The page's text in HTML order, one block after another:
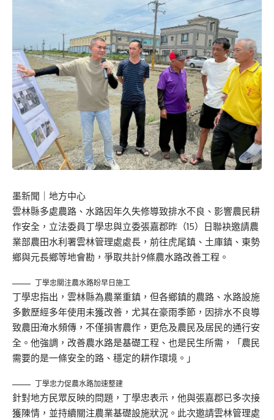
墨新聞
｜地方中心
雲林縣多處農路、水路因年久失修導致排水不良、影響農民耕
作安全，立法委員丁學忠與立委張嘉郡昨（15）日聯袂邀請農
業部農田水利署雲林管理處處長，前往虎尾鎮、土庫鎮、東勢
鄉與元長鄉等地會勘，爭取共計9條農水路改善工程。
丁學忠關注農水路盼早日施工
丁學忠指出，雲林縣為農業重鎮，但各鄉鎮的農路、水路設施
多數歷經多年使用未獲改善，尤其在豪雨季節，因排水不良導
致農田淹水頻傳，不僅損害農作，更危及農民及居民的通行安
全。他強調，改善農水路是基礎工程、也是民生所需，「農民
需要的是一條安全的路、穩定的耕作環境。」
丁學忠力促農水路加速整建
針對地方民眾反映的問題，丁學忠表示，他與張嘉郡已多次接
獲陳情，並持續關注農業基礎設施狀況。此次邀請雲林管理處